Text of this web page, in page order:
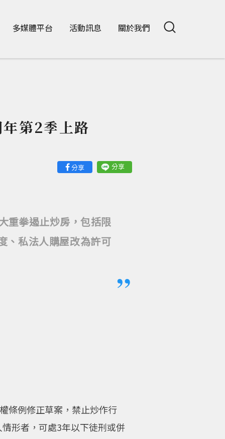
多媒體平台 活動訊息 關於我們
第2季上路
分享 分享
重拳遏止炒房，包括限
、私法人購屋改為許可
條例修正草案，禁止炒作行
形者，可處3年以下徒刑或併